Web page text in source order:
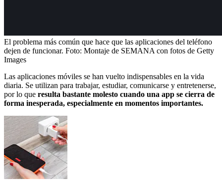
El problema más común que hace que las aplicaciones del teléfono
dejen de funcionar. Foto: Montaje de SEMANA con fotos de Getty
Images
Las aplicaciones móviles se han vuelto indispensables en la vida
diaria. Se utilizan para trabajar, estudiar, comunicarse y entretenerse,
por lo que resulta bastante molesto cuando una app se cierra de
forma inesperada, especialmente en momentos importantes.